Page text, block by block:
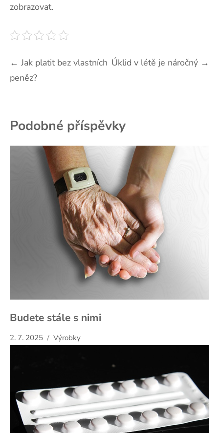
zobrazovat.
Navigace
pro
← Jak platit bez vlastních
peněz?
Úklid v létě je náročný →
Podobné příspěvky
Budete stále s nimi
2. 7. 2025 Výrobky